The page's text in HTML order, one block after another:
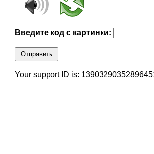
Введите код с картинки:
Отправить
Your support ID is: